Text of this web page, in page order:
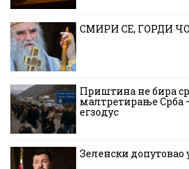
СМИРИ СЕ, ГОРДИ
Приштина не бира
малтретирање Срба
егзодус
Зеленски